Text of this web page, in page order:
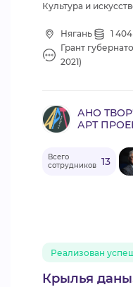
Культура и
Нягань
1
Грант
2021)
АНО
АРТ
Всего
сотрудников 13
Крылья
Реализован